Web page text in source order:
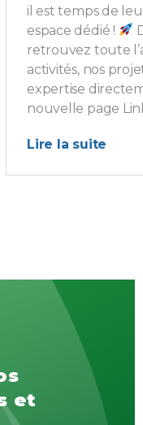
il est temps de
espace dédié !
retrouvez toute
activités, nos
expertise
nouvelle page
Lire la suite
et